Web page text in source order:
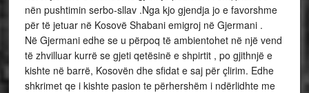
nën pushtimin serbo-sllav .Nga kjo gjendja jo e favorshme
për të jetuar në Kosovë Shabani emigroj në Gjermani .
Në Gjermani edhe se u përpoq të ambientohet në një vend
të zhvilluar kurrë se gjeti qetësinë e shpirtit , po gjithnjë e
kishte në barrë, Kosovën dhe sfidat e saj për çlirim. Edhe
shkrimet qe i kishte pasion te përhershëm i ndërlidhte me